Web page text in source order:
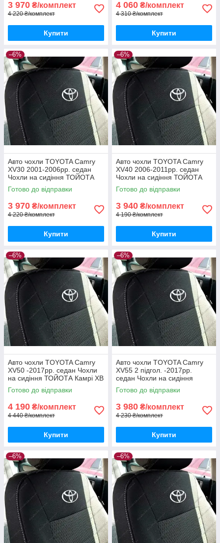
3 970 ₴/комплект
4 220 ₴/комплект
Купити
4 060 ₴/комплект
4 310 ₴/комплект
Купити
–6%
Авто чохли TOYOTA Camry
XV30 2001-2006рр. седан
Чохли на сидіння ТОЙОТА
Камрі ХВ 30
Готово до відправки
3 970 ₴/комплект
4 220 ₴/комплект
Купити
–6%
Авто чохли TOYOTA Camry
XV40 2006-2011рр. седан
Чохли на сидіння ТОЙОТА
Камрі ХВ 40
Готово до відправки
3 940 ₴/комплект
4 190 ₴/комплект
Купити
–6%
Авто чохли TOYOTA Camry
XV50 -2017рр. седан Чохли
на сидіння ТОЙОТА Камрі ХВ
50
Готово до відправки
4 190 ₴/комплект
4 440 ₴/комплект
Купити
–6%
Авто чохли TOYOTA Camry
XV55 2 підгол. -2017рр.
седан Чохли на сидіння
ТОЙОТА Камрі ХВ 55
Готово до відправки
3 980 ₴/комплект
4 230 ₴/комплект
Купити
–6% –6%